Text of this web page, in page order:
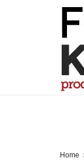
Home